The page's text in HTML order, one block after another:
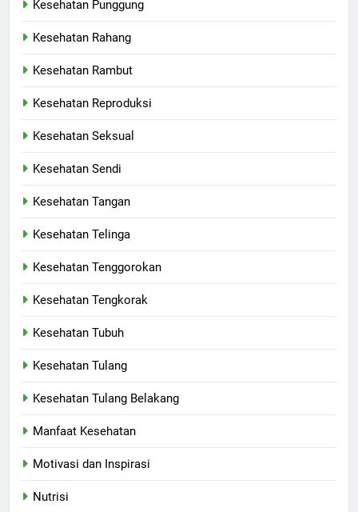
Kesehatan Punggung
Kesehatan Rahang
Kesehatan Rambut
Kesehatan Reproduksi
Kesehatan Seksual
Kesehatan Sendi
Kesehatan Tangan
Kesehatan Telinga
Kesehatan Tenggorokan
Kesehatan Tengkorak
Kesehatan Tubuh
Kesehatan Tulang
Kesehatan Tulang Belakang
Manfaat Kesehatan
Motivasi dan Inspirasi
Nutrisi